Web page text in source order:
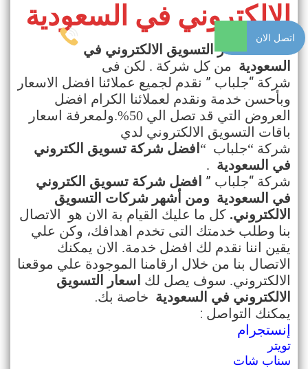
الالكتروني في السعودية
اسعار التسويق الالكتروني في
السعودية من كل شركة . لكن فى
شركة “جلباب ” نقدم لجميع عملائنا افضل الاسعار
وبأحسن خدمة ونقدم لعملائنا الكرام افضل
العروض التي قد تصل الي 50%.ولمعرفة
اسعار
باقات التسويق الالكتروني لدي
شركة “جلباب “ افضل شركة تسويق الكتروني
في السعودية .
شركة “جلباب ” افضل شركة تسويق الكتروني
في السعودية ومن أشهر شركات التسويق
الالكتروني. كل ما عليك القيام بة الان هو الاتصال
بنا وطلب خدمتك التى تخدم اهدافك، وكن علي
يقين اننا نقدم لك افضل خدمة. الان يمكنك
الاتصال بنا من خلال ارقامنا الموجودة علي موقعنا
الالكتروني. سوف يصل لك اسعار التسويق
الالكتروني في السعودية خاصة بك.
يمكنك التواصل :
إنستجرام
تويتر
سناب شات
اتصل الان